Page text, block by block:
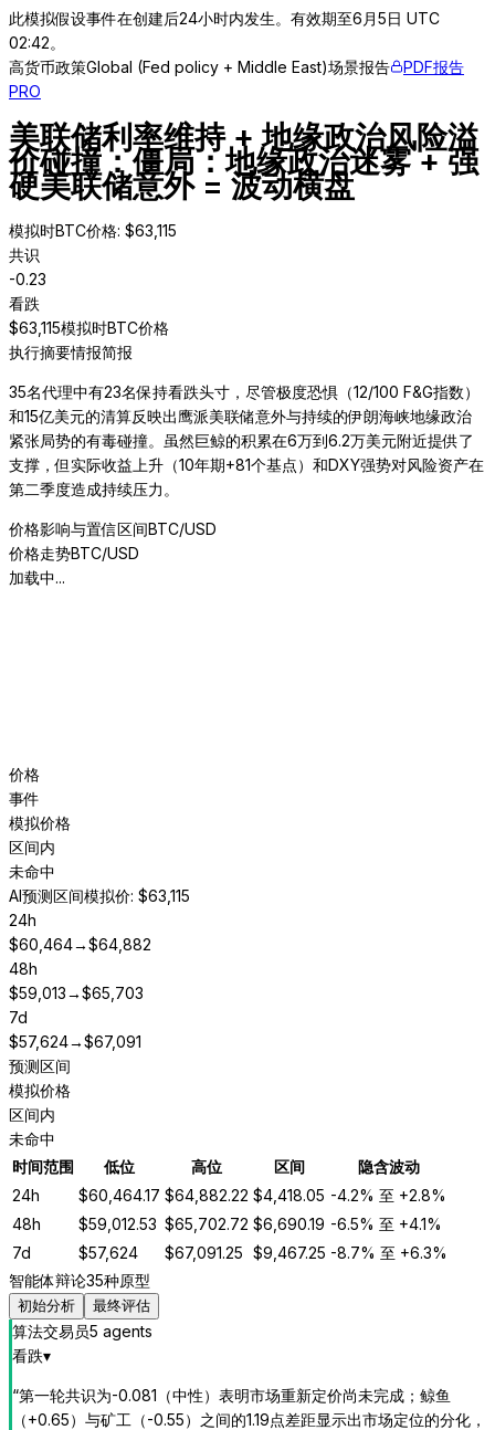
此模拟假设事件在创建后24小时内发生。有效期至6月5日 UTC
02:42。
高货币政策Global (Fed policy + Middle East)场景报告
PDF报告
PRO
美联储利率维持 + 地缘政治风险溢
价碰撞：僵局：地缘政治迷雾 + 强
硬美联储意外 = 波动横盘
模拟时BTC价格: $63,115
共识
-0.23
看跌
$63,115模拟时BTC价格
执行摘要情报简报
35名代理中有23名保持看跌头寸，尽管极度恐惧（12/100 F&G指数）
和15亿美元的清算反映出鹰派美联储意外与持续的伊朗海峡地缘政治
紧张局势的有毒碰撞。虽然巨鲸的积累在6万到6.2万美元附近提供了
支撑，但实际收益上升（10年期+81个基点）和DXY强势对风险资产在
第二季度造成持续压力。
价格影响与置信区间BTC/USD
价格走势BTC/USD
加载中...
价格
事件
模拟价格
区间内
未命中
AI预测区间模拟价: $63,115
24h
$60,464→$64,882
48h
$59,013→$65,703
7d
$57,624→$67,091
预测区间
模拟价格
区间内
未命中
时间范围
低位 高位 区间
隐含波动
24h
$60,464.17 $64,882.22 $4,418.05 -4.2% 至 +2.8%
48h
$59,012.53 $65,702.72 $6,690.19 -6.5% 至 +4.1%
7d
$57,624 $67,091.25 $9,467.25 -8.7% 至 +6.3%
智能体辩论35种原型
初始分析 最终评估
算法交易员5 agents
看跌▾
“第一轮共识为-0.081（中性）表明市场重新定价尚未完成；鲸鱼
（+0.65）与矿工（-0.55）之间的1.19点差距显示出市场定位的分化，